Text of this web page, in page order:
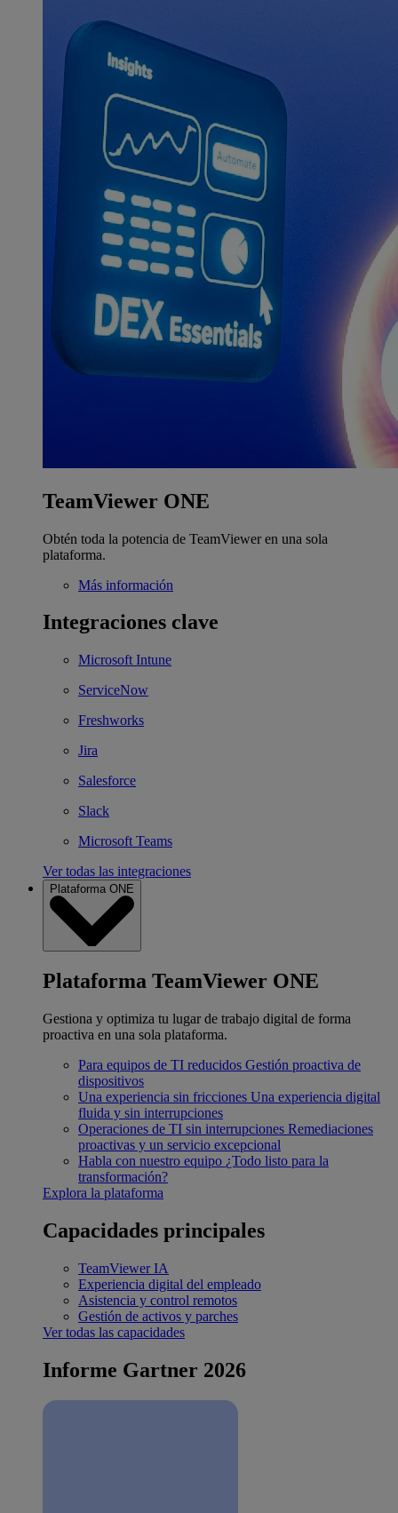
TeamViewer ONE
Obtén toda la potencia de TeamViewer en una sola
plataforma.
Más información
Integraciones clave
Microsoft Intune
ServiceNow
Freshworks
Jira
Salesforce
Slack
Microsoft Teams
Ver todas las integraciones
Plataforma ONE
Plataforma TeamViewer ONE
Gestiona y optimiza tu lugar de trabajo digital de forma
proactiva en una sola plataforma.
Para equipos de TI reducidos Gestión proactiva de
dispositivos
Una experiencia sin fricciones Una experiencia digital
fluida y sin interrupciones
Operaciones de TI sin interrupciones Remediaciones
proactivas y un servicio excepcional
Habla con nuestro equipo ¿Todo listo para la
transformación?
Explora la plataforma
Capacidades principales
TeamViewer IA
Experiencia digital del empleado
Asistencia y control remotos
Gestión de activos y parches
Ver todas las capacidades
Informe Gartner 2026